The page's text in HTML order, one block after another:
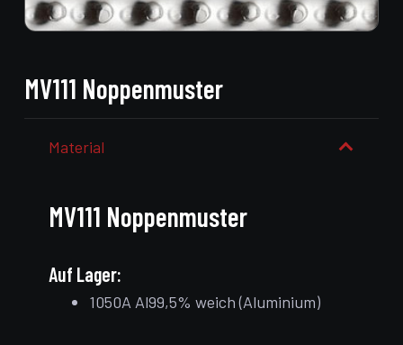
MV111 Noppenmuster
Material
MV111 Noppenmuster
Auf Lager:
1050A Al99,5% weich (Aluminium)